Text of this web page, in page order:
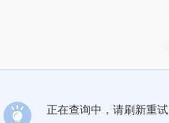
正在查询中，请刷新重试